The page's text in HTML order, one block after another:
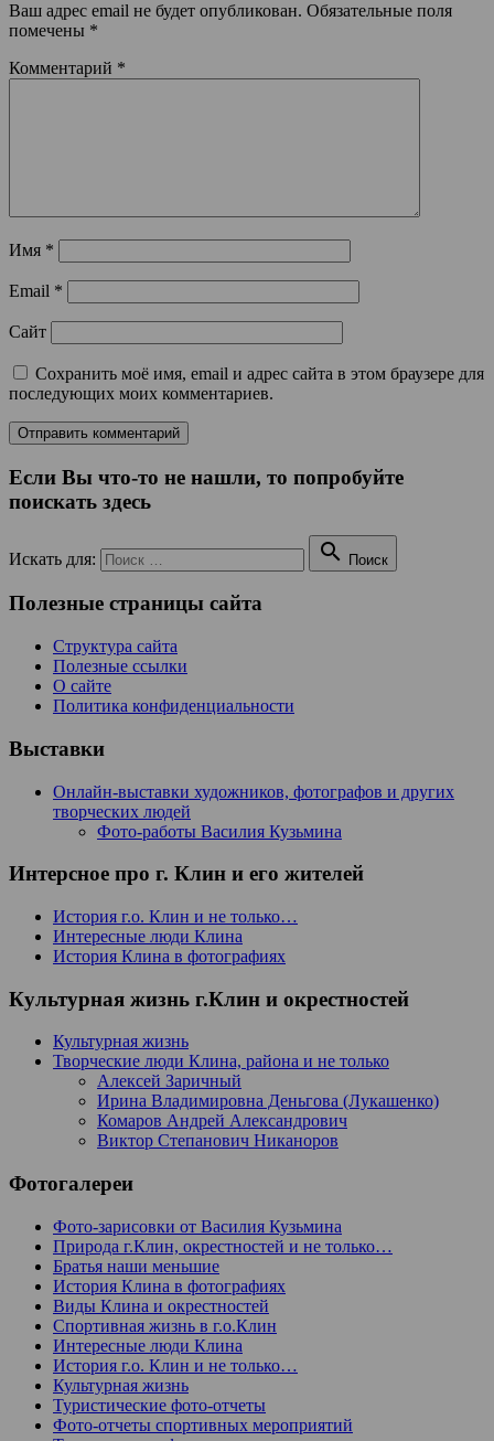
Ваш адрес email не будет опубликован. Обязательные поля
помечены *
Комментарий *
Имя *
Email *
Сайт
Сохранить моё имя, email и адрес сайта в этом браузере для
последующих моих комментариев.
Если Вы что-то не нашли, то попробуйте
поискать здесь
Искать для:  Поиск
Полезные страницы сайта
Структура сайта
Полезные ссылки
О сайте
Политика конфиденциальности
Выставки
Онлайн-выставки художников, фотографов и других
творческих людей
Фото-работы Василия Кузьмина
Интерсное про г. Клин и его жителей
История г.о. Клин и не только…
Интересные люди Клина
История Клина в фотографиях
Культурная жизнь г.Клин и окрестностей
Культурная жизнь
Творческие люди Клина, района и не только
Алексей Заричный
Ирина Владимировна Деньгова (Лукашенко)
Комаров Андрей Александрович
Виктор Степанович Никаноров
Фотогалереи
Фото-зарисовки от Василия Кузьмина
Природа г.Клин, окрестностей и не только…
Братья наши меньшие
История Клина в фотографиях
Виды Клина и окрестностей
Спортивная жизнь в г.о.Клин
Интересные люди Клина
История г.о. Клин и не только…
Культурная жизнь
Туристические фото-отчеты
Фото-отчеты спортивных мероприятий